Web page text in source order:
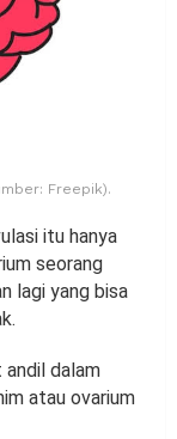
Freepik).
itu hanya
seorang
lagi yang bisa
andil dalam
atau ovarium